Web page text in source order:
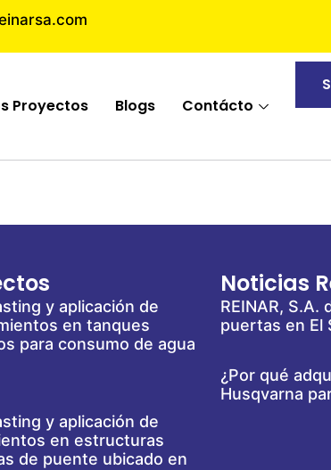
Proyectos Blogs Contácto
y aplicación de
en tanques
para consumo de agua
y aplicación de
en estructuras
de puente ubicado en
Noticias
REINAR, S.A.
puertas en El
¿Por qué
Husqvarna